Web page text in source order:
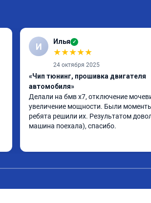
И Илья ✓
★★★★★
24 октября 2025
«Чип тюнинг, прошивка двигателя
автомобиля»
Делали на бмв х7, отключение
увеличение мощности. Были
ребята решили их. Результатом
машина поехала), спасибо.